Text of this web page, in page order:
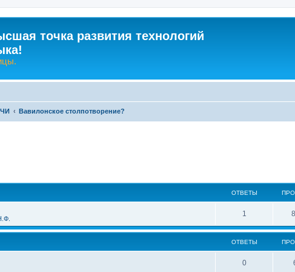
точка развития технологий
Вавилонское столпотворение?
ОТВЕТЫ
1
т
в
е
ОТВЕТЫ
0О